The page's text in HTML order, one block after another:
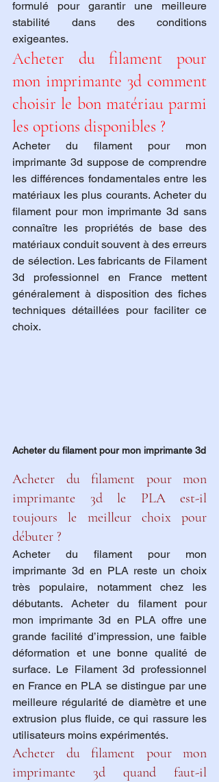
formulé pour garantir une meilleure
stabilité dans des conditions
exigeantes.
Acheter du filament pour
mon imprimante 3d comment
choisir le bon matériau parmi
les options disponibles ?
Acheter du filament pour mon
imprimante 3d suppose de comprendre
les différences fondamentales entre les
matériaux les plus courants. Acheter du
filament pour mon imprimante 3d sans
connaître les propriétés de base des
matériaux conduit souvent à des erreurs
de sélection. Les fabricants de Filament
3d professionnel en France mettent
généralement à disposition des fiches
techniques détaillées pour faciliter ce
choix.
Acheter du filament pour mon imprimante 3d
Acheter du filament pour mon
imprimante 3d le PLA est-il
toujours le meilleur choix pour
débuter ?
Acheter du filament pour mon
imprimante 3d en PLA reste un choix
très populaire, notamment chez les
débutants. Acheter du filament pour
mon imprimante 3d en PLA offre une
grande facilité d’impression, une faible
déformation et une bonne qualité de
surface. Le Filament 3d professionnel
en France en PLA se distingue par une
meilleure régularité de diamètre et une
extrusion plus fluide, ce qui rassure les
utilisateurs moins expérimentés.
Acheter du filament pour mon
imprimante 3d quand faut-il